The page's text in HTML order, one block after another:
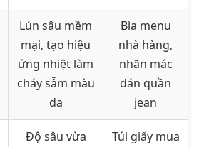
Lún sâu mềm
mại, tạo hiệu
ứng nhiệt làm
cháy sẫm màu
da
Bìa menu
nhà hàng,
nhãn mác
dán quần
jean
Độ sâu vừa
Túi giấy mua